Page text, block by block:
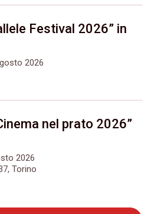
Festival 2026” in
2026
nel prato 2026”
2026
Torino